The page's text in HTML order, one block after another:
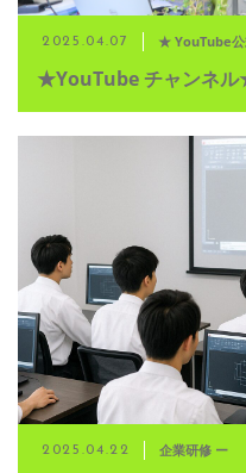
2025.04.07 ★ YouTube
★YouTube チャンネル
2025.04.22 企業研修 ー